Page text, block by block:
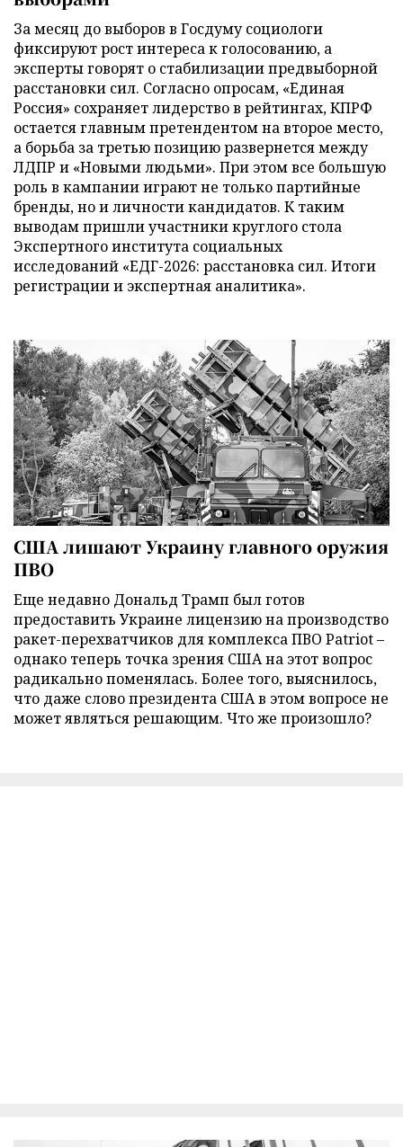
За месяц до выборов в Госдуму социологи
фиксируют рост интереса к голосованию, а
эксперты говорят о стабилизации предвыборной
расстановки сил. Согласно опросам, «Единая
Россия» сохраняет лидерство в рейтингах, КПРФ
остается главным претендентом на второе место,
а борьба за третью позицию развернется между
ЛДПР и «Новыми людьми». При этом все большую
роль в кампании играют не только партийные
бренды, но и личности кандидатов. К таким
выводам пришли участники круглого стола
Экспертного института социальных
исследований «ЕДГ-2026: расстановка сил. Итоги
регистрации и экспертная аналитика».
США лишают Украину главного оружия
ПВО
Еще недавно Дональд Трамп был готов
предоставить Украине лицензию на производство
ракет-перехватчиков для комплекса ПВО Patriot –
однако теперь точка зрения США на этот вопрос
радикально поменялась. Более того, выяснилось,
что даже слово президента США в этом вопросе не
может являться решающим. Что же произошло?